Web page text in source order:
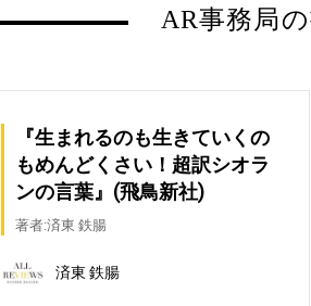
AR事務局
『生まれるのも生きていくの
もめんどくさい！超訳シオラ
ンの言葉』(飛鳥新社)
著者:済東 鉄腸
済東 鉄腸